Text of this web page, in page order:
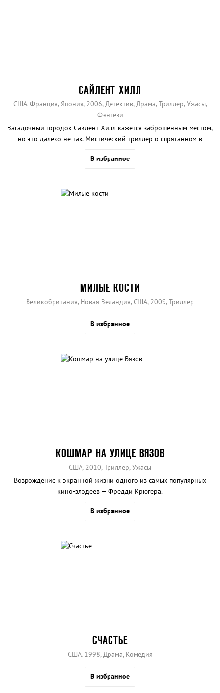
САЙЛЕНТ ХИЛЛ
США, Франция, Япония, 2006, Детектив, Драма, Триллер, Ужасы,
Фэнтези
Загадочный городок Сайлент Хилл кажется заброшенным местом,
но это далеко не так. Мистический триллер о спрятанном в
В избранное
МИЛЫЕ КОСТИ
Великобритания, Новая Зеландия, США, 2009, Триллер
В избранное
КОШМАР НА УЛИЦЕ ВЯЗОВ
США, 2010, Триллер, Ужасы
Возрождение к экранной жизни одного из самых популярных
кино-злодеев — Фредди Крюгера.
В избранное
СЧАСТЬЕ
США, 1998, Драма, Комедия
В избранное